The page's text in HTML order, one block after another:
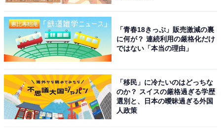
「青春18きっぷ」販売激減の裏
に何が？ 連続利用の厳格化だけ
ではない「本当の理由」
「移民」に冷たいのはどっちな
のか？ スイスの厳格過ぎる学歴
選別と、日本の曖昧過ぎる外国
人政策